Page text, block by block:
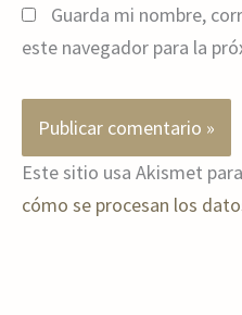
Guarda mi nombre,
este navegador para la
Este sitio usa Akismet
cómo se procesan los